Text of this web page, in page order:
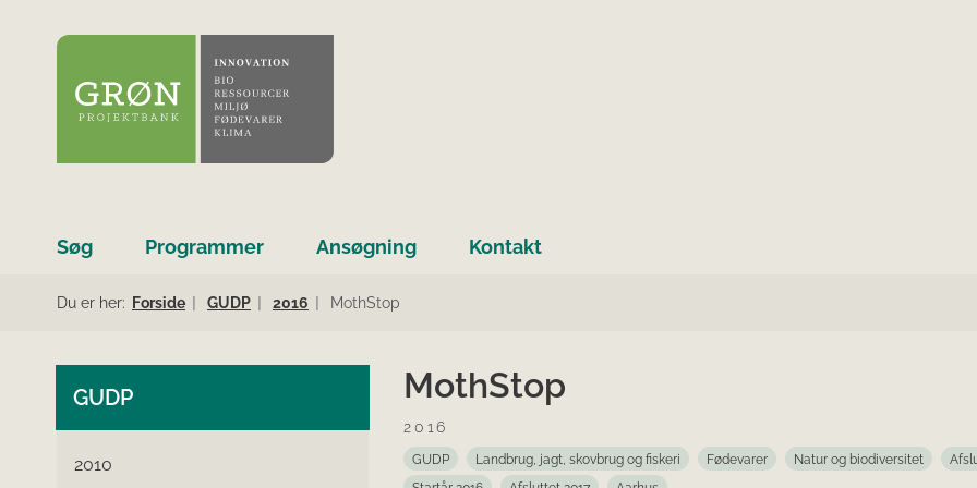
Søg Programmer Ansøgning Kontakt
Du er her: Forside GUDP 2016 MothStop
GUDP
2010
MothStop
2016
GUDP Landbrug, jagt, skovbrug og fiskeri Fødevarer Natur og biodiversitet